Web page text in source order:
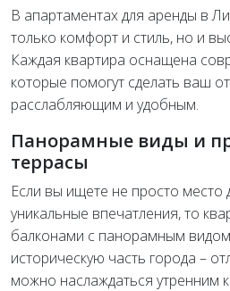
В апартаментах для аренды в
только комфорт и стиль, но и
Каждая квартира оснащена
которые помогут сделать ваш
расслабляющим и удобным.
Панорамные виды и
террасы
Если вы ищете не просто место
уникальные впечатления, то
балконами с панорамным
историческую часть города –
можно наслаждаться утренним